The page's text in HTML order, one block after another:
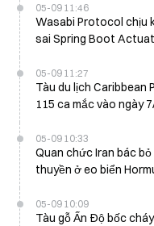
05-09 11:46
Wasabi Protocol chịu
sai Spring Boot
05-09 11:27
Tàu du lịch Caribbean
115 ca mắc vào ngày
05-09 10:33
Quan chức Iran bác
thuyền ở eo biển
05-09 10:09
Tàu gỗ Ấn Độ bốc